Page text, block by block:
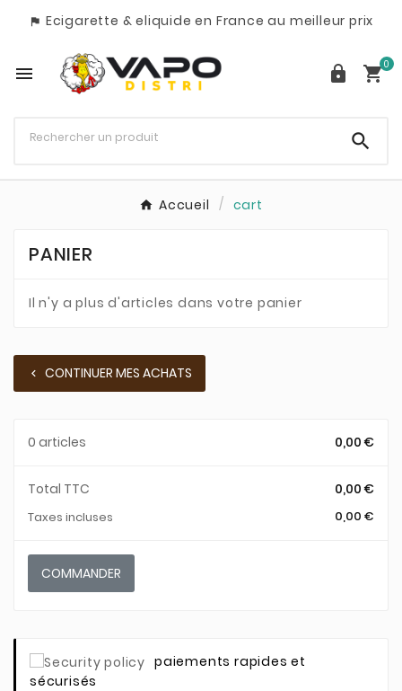
 Ecigarette & eliquide en France au meilleur prix
  0

Accueil cart
PANIER
Il n'y a plus d'articles dans votre panier
chevron_left CONTINUER MES ACHATS
0 articles 0,00 €
Total TTC 0,00 €
Taxes incluses 0,00 €
COMMANDER
paiements rapides et
sécurisés